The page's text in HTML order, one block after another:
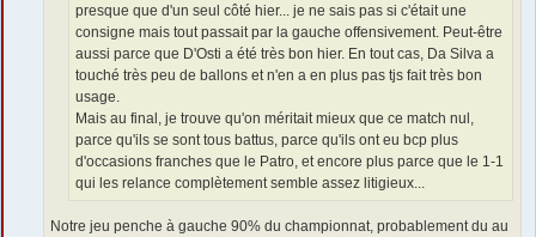
presque que d'un seul côté hier... je ne sais pas si c'était une
consigne mais tout passait par la gauche offensivement. Peut-être
aussi parce que D'Osti a été très bon hier. En tout cas, Da Silva a
touché très peu de ballons et n'en a en plus pas tjs fait très bon
usage.
Mais au final, je trouve qu'on méritait mieux que ce match nul,
parce qu'ils se sont tous battus, parce qu'ils ont eu bcp plus
d'occasions franches que le Patro, et encore plus parce que le 1-1
qui les relance complètement semble assez litigieux...
Notre jeu penche à gauche 90% du championnat, probablement du au